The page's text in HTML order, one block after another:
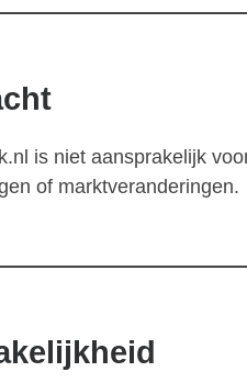
is niet aansprakelijk
of marktveranderingen.